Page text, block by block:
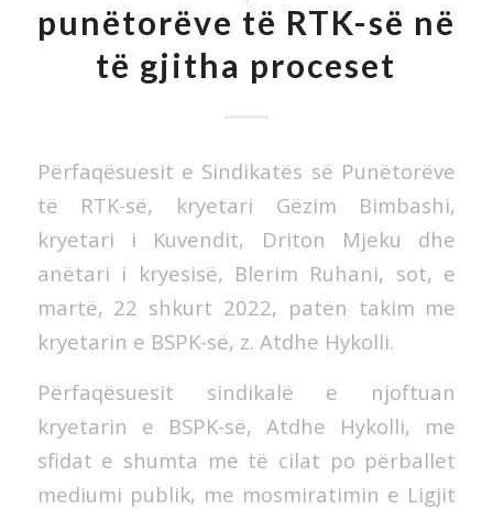
punëtorëve të RTK-së në
të gjitha proceset
Përfaqësuesit e Sindikatës së Punëtorëve
të RTK-së, kryetari Gëzim Bimbashi,
kryetari i Kuvendit, Driton Mjeku dhe
anëtari i kryesisë, Blerim Ruhani, sot, e
martë, 22 shkurt 2022, patën takim me
kryetarin e BSPK-së, z. Atdhe Hykolli.
Përfaqësuesit sindikalë e njoftuan
kryetarin e BSPK-së, Atdhe Hykolli, me
sfidat e shumta me të cilat po përballet
mediumi publik, me mosmiratimin e Ligjit